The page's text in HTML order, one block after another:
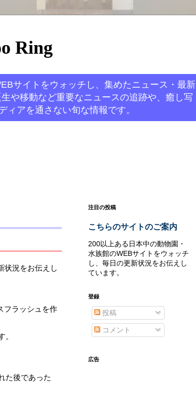
Ring
サイトをウォッチし、集めたニュース・最新
や移動など重要なニュースの追跡や、癒し写
アを通さない旬な情報です。
状況をお伝えし
フラッシュを作
た後であった
注目の投稿
こちらのサイトのご案内
200以上ある日本中の動物園・
水族館のWEBサイトをウォッチ
し、毎日の更新状況をお伝えし
ています。
登録
投稿
コメント
広告